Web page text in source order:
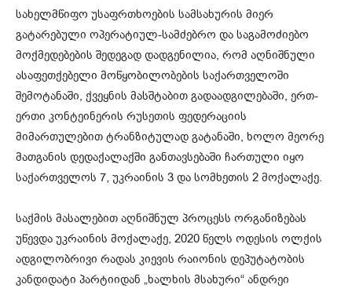
სახელმწიფო უსაფრთხოების სამსახურის მიერ
გატარებული ოპერატიულ-სამძებრო და საგამოძიებო
მოქმედებების შედეგად დადგენილია, რომ აღნიშნული
ასაფეთქებელი მოწყობილობების საქართველოში
შემოტანაში, ქვეყნის მასშტაბით გადაადგილებაში, ერთ-
ერთი კონტეინერის რუსეთის ფედერაციის
მიმართულებით ტრანზიტულად გატანაში, ხოლო მეორე
მათგანის დედაქალაქში განთავსებაში ჩართული იყო
საქართველოს 7, უკრაინის 3 და სომხეთის 2 მოქალაქე.
საქმის მასალებით აღნიშნულ პროცესს ორგანიზებას
უწევდა უკრაინის მოქალაქე, 2020 წელს ოდესის ოლქის
ადგილობრივი რადას კიევის რაიონის დეპუტატობის
კანდიდატი პარტიიდან „ხალხის მსახური“ ანდრეი